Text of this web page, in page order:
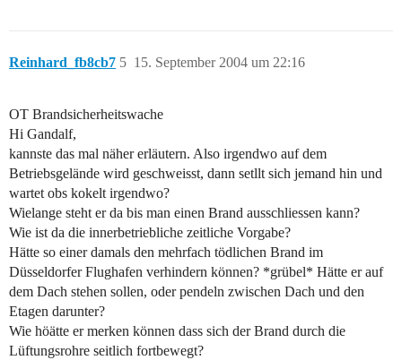
Reinhard_fb8cb7 15. September 2004 um 22:16
5
OT Brandsicherheitswache
Hi Gandalf,
kannste das mal näher erläutern. Also irgendwo auf dem
Betriebsgelände wird geschweisst, dann setllt sich jemand hin und
wartet obs kokelt irgendwo?
Wielange steht er da bis man einen Brand ausschliessen kann?
Wie ist da die innerbetriebliche zeitliche Vorgabe?
Hätte so einer damals den mehrfach tödlichen Brand im
Düsseldorfer Flughafen verhindern können? *grübel* Hätte er auf
dem Dach stehen sollen, oder pendeln zwischen Dach und den
Etagen darunter?
Wie höätte er merken können dass sich der Brand durch die
Lüftungsrohre seitlich fortbewegt?